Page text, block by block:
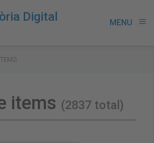
Digital
MENU menu
items (2837 total)